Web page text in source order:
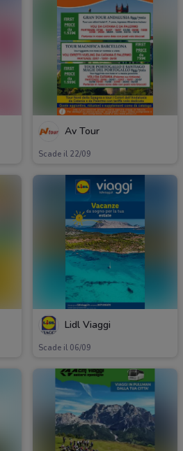
Av Tour
Scade il 22/09
Lidl Viaggi
Scade il 06/09